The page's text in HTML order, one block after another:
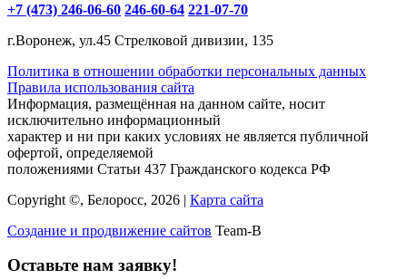
+7 (473) 246-06-60 246-60-64 221-07-70
г.Воронеж, ул.45 Стрелковой дивизии, 135
Политика в отношении обработки персональных данных
Правила использования сайта
Информация, размещённая на данном сайте, носит
исключительно информационный
характер и ни при каких условиях не является публичной
офертой, определяемой
положениями Статьи 437 Гражданского кодекса РФ
Copyright ©, Белоросс, 2026 | Карта сайта
Создание и продвижение сайтов Team-B
Оставьте нам заявку!